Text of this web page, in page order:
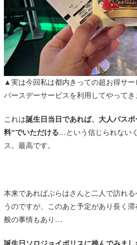
▲実は今回私は都内きっての超お得サ
バースデーサービスを利用してやってき
これは誕生日当日であれば、大人パス
料”でいただける…という信じられない
ス。最高です。
本来であればぷらはさんと二人で訪れ
うのですが、このあと予定があり長く
般の事情もあり…